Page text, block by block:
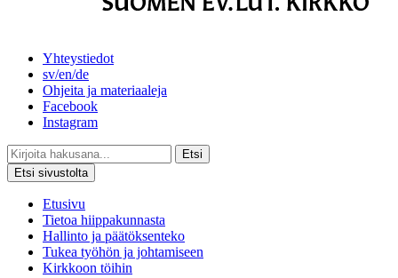
Yhteystiedot
sv/en/de
Ohjeita ja materiaaleja
Facebook
Instagram
Etsi
Etsi sivustolta
Etusivu
Tietoa hiippakunnasta
Hallinto ja päätöksenteko
Tukea työhön ja johtamiseen
Kirkkoon töihin